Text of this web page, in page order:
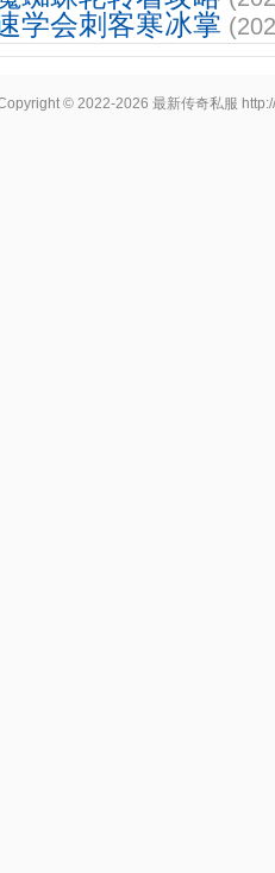
学会刺客寒冰掌
© 2022-2026最新传奇私服